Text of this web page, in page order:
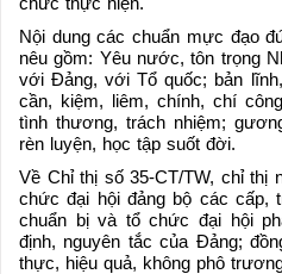
Nội dung các chuẩn mực đạo
nêu gồm: Yêu nước, tôn trọng
với Đảng, với Tổ quốc; bản
cần, kiệm, liêm, chính, chí
tình thương, trách nhiệm;
rèn luyện, học tập suốt đời.
Về Chỉ thị số 35-CT/TW, chỉ thị
chức đại hội đảng bộ các cấp,
chuẩn bị và tổ chức đại hội
định, nguyên tắc của Đảng;
thực, hiệu quả, không phô